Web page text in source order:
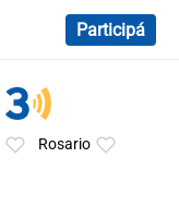
Participá
Rosario